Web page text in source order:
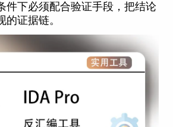
件下必须配合验证手段，把结论
的证据链。